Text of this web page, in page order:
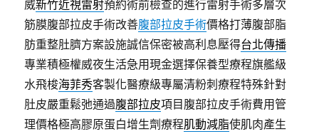
威新竹近視雷射預約術前檢查的進行雷射手術多層次
筋膜腹部拉皮手術改善腹部拉皮手術價格打薄腹部脂
肪重整肚臍方案設施誠信保密被高利息壓得台北傳播
專業積極權威夜生活急用現金選擇保養型療程旗艦級
水飛梭海菲秀客製化醫療級專屬清粉刺療程特殊針對
肚皮嚴重鬆弛通過腹部拉皮項目腹部拉皮手術費用管
理價格極高膠原蛋白增生劑療程肌動減脂使肌肉產生